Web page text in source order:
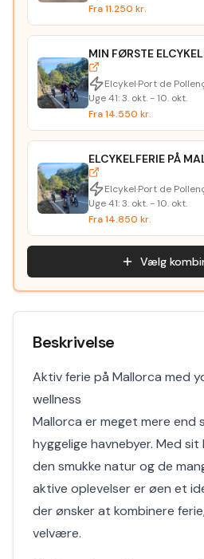
Fra11.250 kr.
MIN FØRSTE
Elcykel·Port de
Uge41:3. okt. -10. okt.
Fra14.550 kr.
ELCYKELFERIE PÅ
Elcykel·Port de
Uge41:3. okt. -10. okt.
Fra14.850 kr.
Vælg
Beskrivelse
Aktiv ferie på Mallorca med
wellness
Mallorca er meget mere end
hyggelige havnebyer. Med sit
den smukke natur og de
aktive oplevelser er øen et
der ønsker at kombinere
velvære.